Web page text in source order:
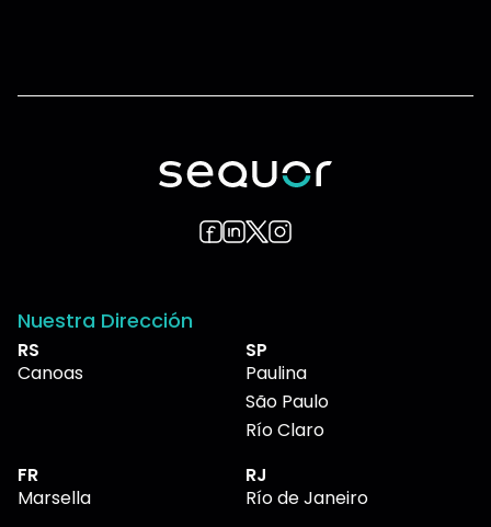
Nuestra Dirección
RS
Canoas
SP
Paulina
São Paulo
Río Claro
FR
Marsella
RJ
Río de Janeiro